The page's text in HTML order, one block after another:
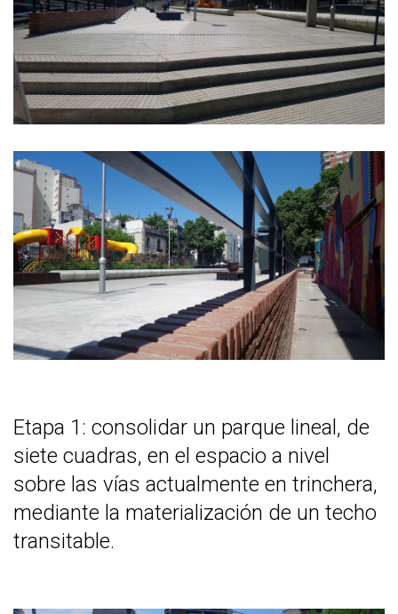
Etapa 1: consolidar un parque lineal, de
siete cuadras, en el espacio a nivel
sobre las vías actualmente en trinchera,
mediante la materialización de un techo
transitable.